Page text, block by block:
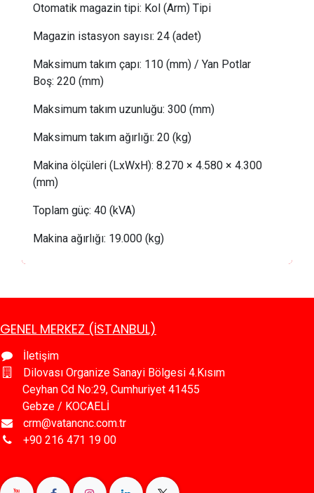
Otomatik magazin tipi: Kol (Arm) Tipi
Magazin istasyon sayısı: 24 (adet)
Maksimum takım çapı: 110 (mm) / Yan Potlar
Boş: 220 (mm)
Maksimum takım uzunluğu: 300 (mm)
Maksimum takım ağırlığı: 20 (kg)
Makina ölçüleri (LxWxH): 8.270 × 4.580 × 4.300
(mm)
Toplam güç: 40 (kVA)
Makina ağırlığı: 19.000 (kg)
GENEL MERKEZ (İSTANBUL)
İletişim
Dilovası Organize Sanayi Bölgesi 4.Kısım
Ceyhan Cd No:29, Cumhuriyet 41455
Gebze / KOCAELİ
crm@vatancnc.com.tr
+90 216 471 19 00